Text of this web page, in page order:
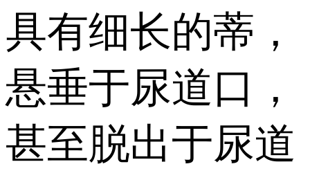
具有细长的蒂，
悬垂于尿道口，
甚至脱出于尿道